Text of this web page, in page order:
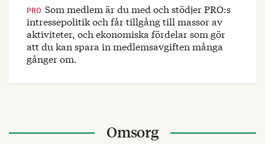
PRO Som medlem är du med och stödjer PRO:s
intressepolitik och får tillgång till massor av
aktiviteter, och ekonomiska fördelar som gör
att du kan spara in medlemsavgiften många
gånger om.
Omsorg